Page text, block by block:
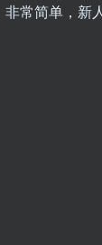
常简单，新